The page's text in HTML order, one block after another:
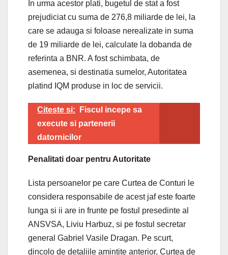
In urma acestor plati, bugetul de stat a fost
prejudiciat cu suma de 276,8 miliarde de lei, la
care se adauga si foloase nerealizate in suma
de 19 miliarde de lei, calculate la dobanda de
referinta a BNR. A fost schimbata, de
asemenea, si destinatia sumelor, Autoritatea
platind IQM produse in loc de servicii.
Citeste si:
Fiscul incepe sa
execute si partenerii
datornicilor
Penalitati doar pentru Autoritate
Lista persoanelor pe care Curtea de Conturi le
considera responsabile de acest jaf este foarte
lunga si ii are in frunte pe fostul presedinte al
ANSVSA, Liviu Harbuz, si pe fostul secretar
general Gabriel Vasile Dragan. Pe scurt,
dincolo de detaliile amintite anterior, Curtea de